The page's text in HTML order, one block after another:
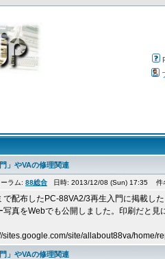
」やVAの修理関連
ラム: 88総合 日時: 2013/12/08 (Sun) 17:35 件
で配布したPC-88VA2/3再生入門に掲載した
写真をWebでも公開しました。印刷だと
sites.google.com/site/allabout88va/home/
」やVAの修理関連